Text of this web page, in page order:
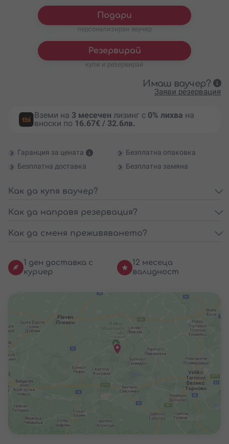
палитра” (5 вина) за 2-ма
120€/234.70 лв.
Подари
персонализиран ваучер
Резервирай
купи и резервирай
Имаш ваучер?
Заяви резервация
Вземи на 3 месечен лизинг с 0% лихва на
вноски по 16.67€ / 32.6лв.
Гаранция за цената
Безплатна опаковка
Безплатна доставка
Безплатна замяна
Как да купя ваучер?
Как да направя резервация?
Как да сменя преживяването?
1 ден доставка с
куриер
12 месеца
валидност